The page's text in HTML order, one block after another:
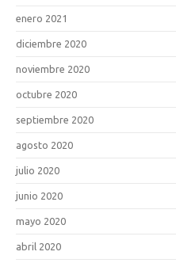
enero 2021
diciembre 2020
noviembre 2020
octubre 2020
septiembre 2020
agosto 2020
julio 2020
junio 2020
mayo 2020
abril 2020